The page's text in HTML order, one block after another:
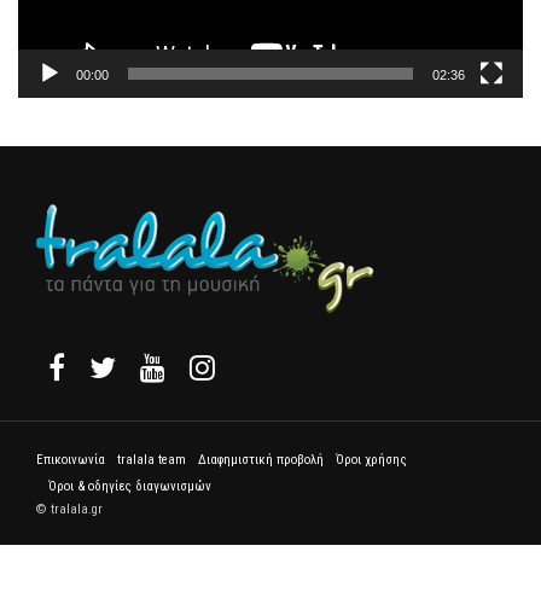
00:00 02:36
Επικοινωνία tralala team Διαφημιστική προβολή
Όροι χρήσης
Όροι & οδηγίες διαγωνισμών
© tralala.gr